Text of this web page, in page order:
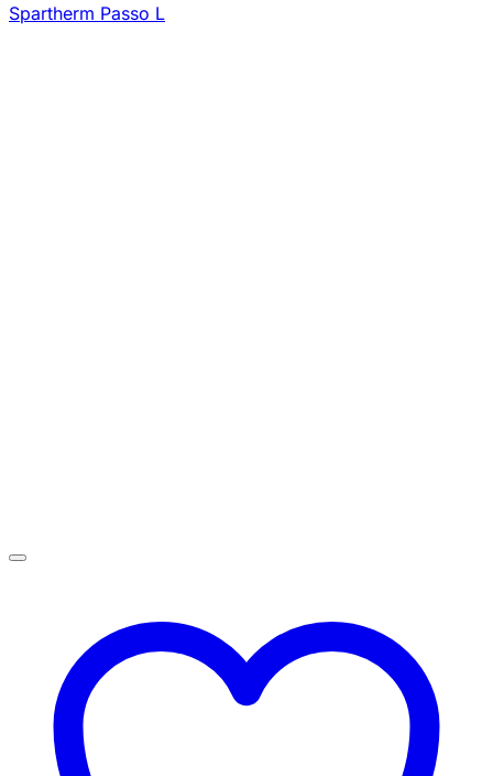
Spartherm Passo L